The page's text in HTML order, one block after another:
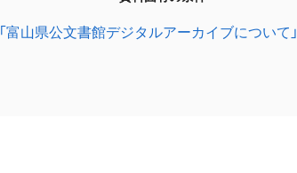
「富山県公文書館デジタルアーカイブについて」